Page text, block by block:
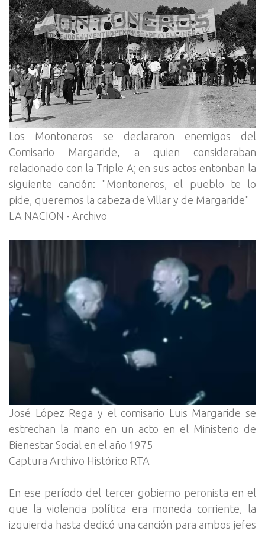
Los Montoneros se declararon enemigos del
Comisario Margaride, a quien consideraban
relacionado con la Triple A; en sus actos entonban la
siguiente canción: "Montoneros, el pueblo te lo
pide, queremos la cabeza de Villar y de Margaride"
LA NACION - Archivo
José López Rega y el comisario Luis Margaride se
estrechan la mano en un acto en el Ministerio de
Bienestar Social en el año 1975
Captura Archivo Histórico RTA
En ese período del tercer gobierno peronista en el
que la violencia política era moneda corriente, la
izquierda hasta dedicó una canción para ambos jefes